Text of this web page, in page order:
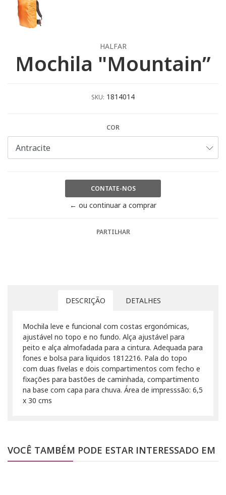
HALFAR
Mochila "Mountain”
SKU: 1814014
COR
CONTATE-NOS
← ou continuar a comprar
PARTILHAR
DESCRIÇÃO DETALHES
Mochila leve e funcional com costas ergonómicas,
ajustável no topo e no fundo. Alça ajustável para
peito e alça almofadada para a cintura. Adequada para
fones e bolsa para liquidos 1812216. Pala do topo
com duas fivelas e dois compartimentos com fecho e
fixações para bastões de caminhada, compartimento
na base com capa para chuva. Área de impresssão: 6,5
x 30 cms
VOCÊ TAMBÉM PODE ESTAR INTERESSADO EM